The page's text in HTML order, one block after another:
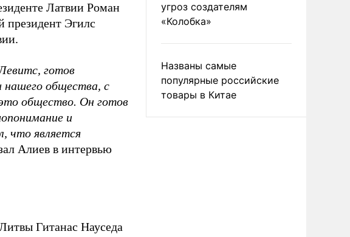
Латвии Роман
президент Эгилс
готов
нашего общества, с
общество. Он готов
и
что является
Алиев в интервью
Гитанас Науседа
угроз создателям
«Колобка»
Названы самые
популярные российские
товары в Китае